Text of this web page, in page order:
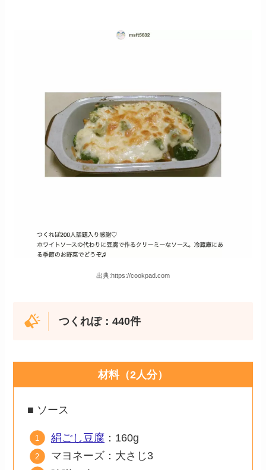
出典:https://cookpad.com
つくれぽ：440件
材料（2人分）
■ ソース
絹ごし豆腐 ：160g
マヨネーズ：大さじ3